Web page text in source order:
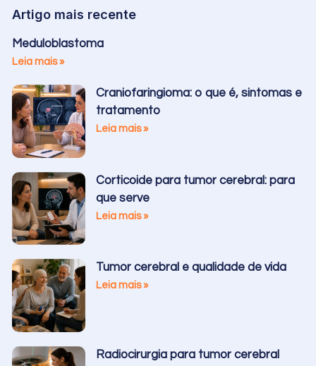
Artigo mais recente
Meduloblastoma
Leia mais »
Craniofaringioma: o que é, sintomas e
tratamento
Leia mais »
Corticoide para tumor cerebral: para
que serve
Leia mais »
Tumor cerebral e qualidade de vida
Leia mais »
Radiocirurgia para tumor cerebral